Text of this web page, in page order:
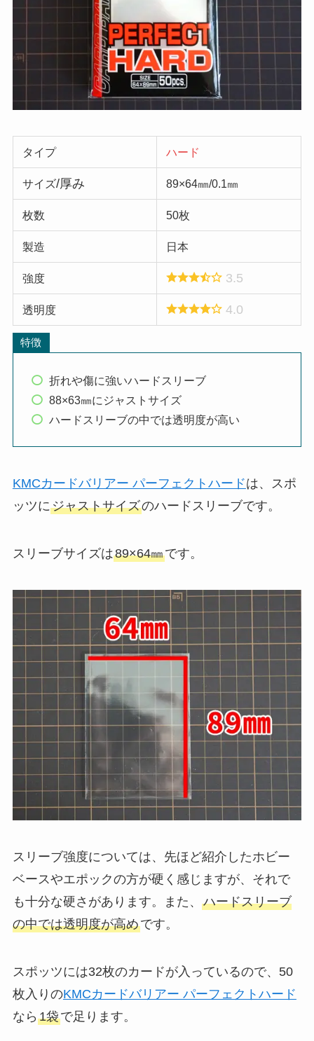
タイプ ハード
サイズ/厚み 89×64㎜/0.1㎜
枚数 50枚
製造 日本
強度 3.5
透明度 4.0
特徴
折れや傷に強いハードスリーブ
88×63㎜にジャストサイズ
ハードスリーブの中では透明度が高い
KMCカードバリアー パーフェクトハードは、スポ
ッツにジャストサイズのハードスリーブです。
スリーブサイズは89×64㎜です。
スリーブ強度については、先ほど紹介したホビー
ベースやエポックの方が硬く感じますが、それで
も十分な硬さがあります。また、 ハードスリーブ
の中では透明度が高めです。
スポッツには32枚のカードが入っているので、50
枚入りのKMCカードバリアー パーフェクトハード
なら 1袋で足ります。